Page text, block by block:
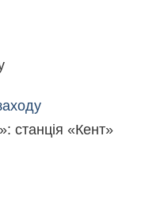
станція «Кент»